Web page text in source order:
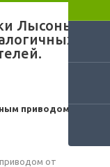
Лысонь с
приводом от
от